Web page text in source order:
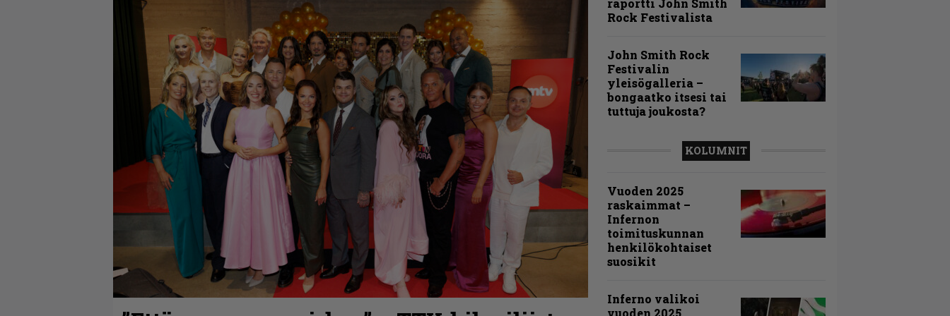
raportti John Smith
Rock Festivalista
John Smith Rock
Festivalin
yleisögalleria –
bongaatko itsesi tai
tuttuja joukosta?
KOLUMNIT
Vuoden 2025
raskaimmat –
Infernon
toimituskunnan
henkilökohtaiset
suosikit
Inferno valikoi
vuoden 2025